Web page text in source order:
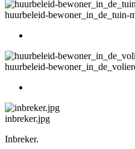
huurbeleid-bewoner_in_de_tuin-
huurbeleid-
inbreker.jpg
Inbreker.